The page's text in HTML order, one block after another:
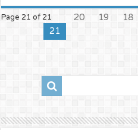
Page 21 of 21 18
19
20
21